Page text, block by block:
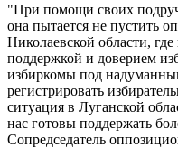
"При помощи своих
она пытается не пустить
Николаевской области,
поддержкой и доверием
избиркомы под
регистрировать
ситуация в Луганской
нас готовы поддержать
Сопредседатель